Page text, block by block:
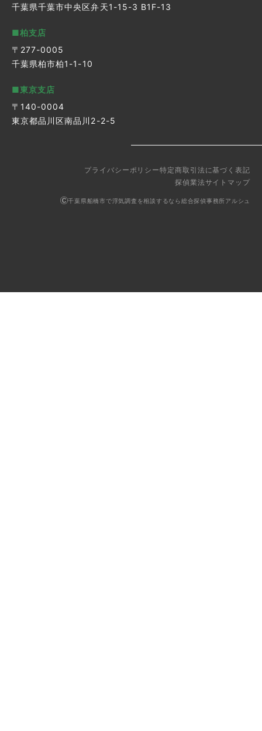
千葉県千葉市中央区弁天1-15-3 B1F-13
■柏支店
〒277-0005
千葉県柏市柏1-1-10
■東京支店
〒140-0004
東京都品川区南品川2-2-5
プライバシーポリシー特定商取引法に基づく表記
探偵業法サイトマップ
千葉県船橋市で浮気調査を相談するなら総合探偵事務所アルシュ